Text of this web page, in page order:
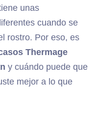
unas
cuando se
rostro. Por eso, es
Thermage
y cuándo puede que
mejor a lo que